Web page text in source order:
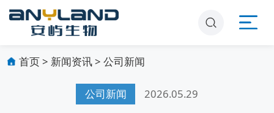
首页> 新闻资讯> 公司新闻
公司新闻 2026.05.29